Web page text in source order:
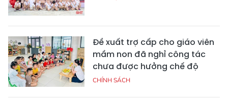
Đề xuất trợ cấp cho giáo viên
mầm non đã nghỉ công tác
chưa được hưởng chế độ
CHÍNH SÁCH